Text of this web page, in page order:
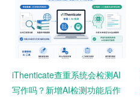
iThenticate查重系统会检测AI
写作吗？新增AI检测功能后作